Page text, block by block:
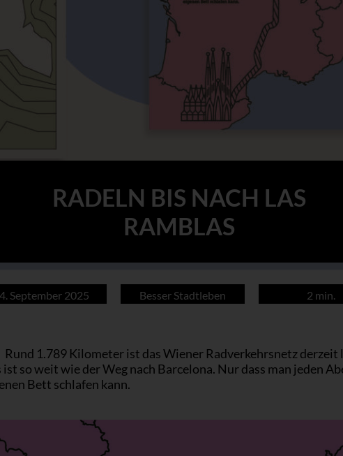
RADELN BIS NACH LAS
RAMBLAS
4. September 2025 Besser Stadtleben 2 min.
Rund 1.789 Kilometer ist das Wiener Radverkehrsnetz derzeit
ist so weit wie der Weg nach Barcelona. Nur dass man jeden
Bett schlafen kann.